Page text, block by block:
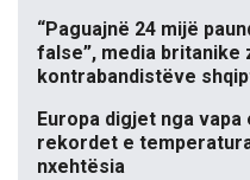
“Paguajnë 24 mijë
false”, media britanike
kontrabandistëve
Europa digjet nga
rekordet e
nxehtësia